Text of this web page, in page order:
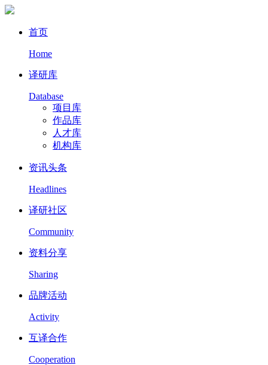
首页
Home
译研库
Database
项目库
作品库
人才库
机构库
资讯头条
Headlines
译研社区
Community
资料分享
Sharing
品牌活动
Activity
互译合作
Cooperation